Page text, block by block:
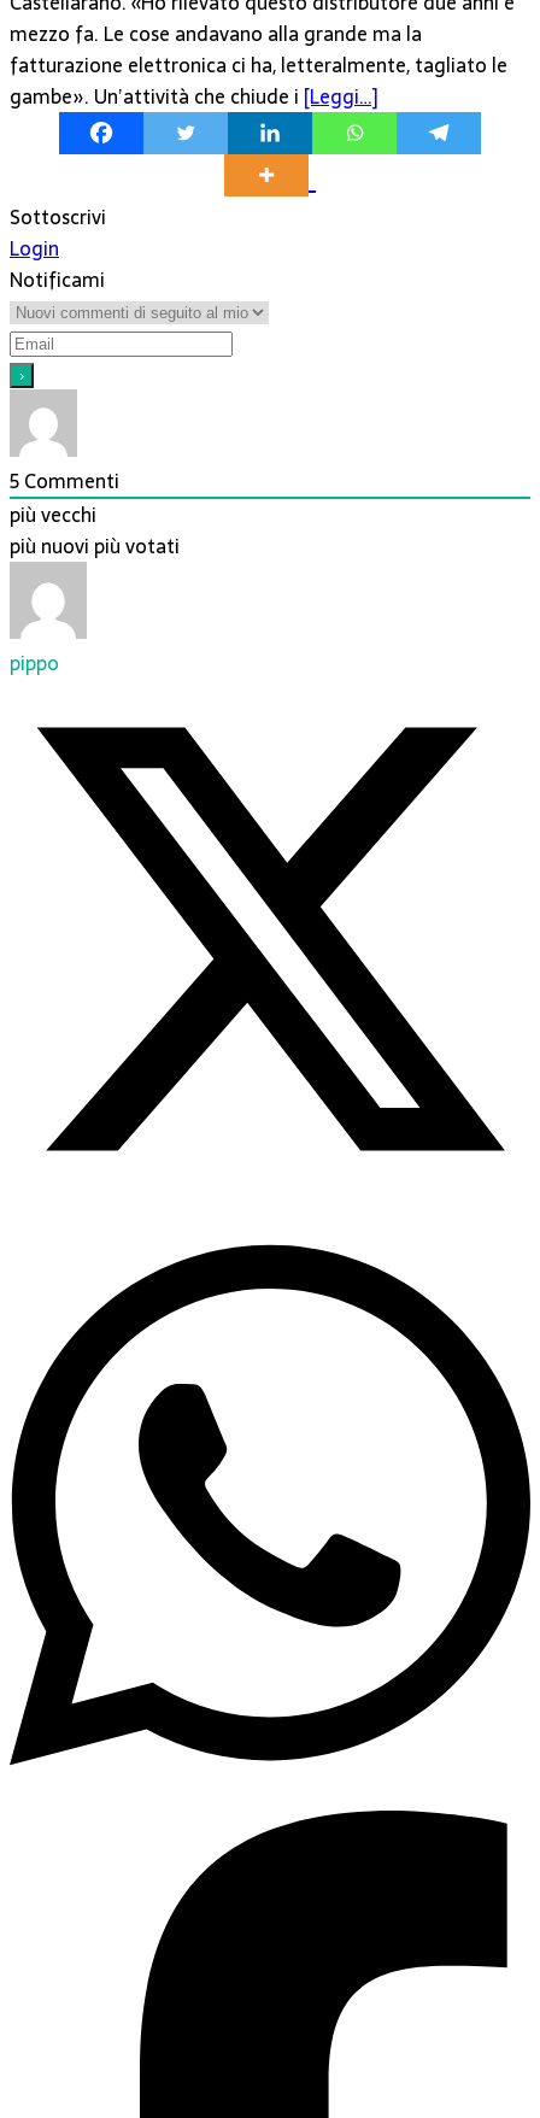
mezzo fa. Le cose andavano alla grande ma la
fatturazione elettronica ci ha, letteralmente, tagliato le
gambe». Un’attività che chiude i [Leggi…]
Sottoscrivi
Login
Notificami
5Commenti
più vecchi
più nuovi più votati
pippo